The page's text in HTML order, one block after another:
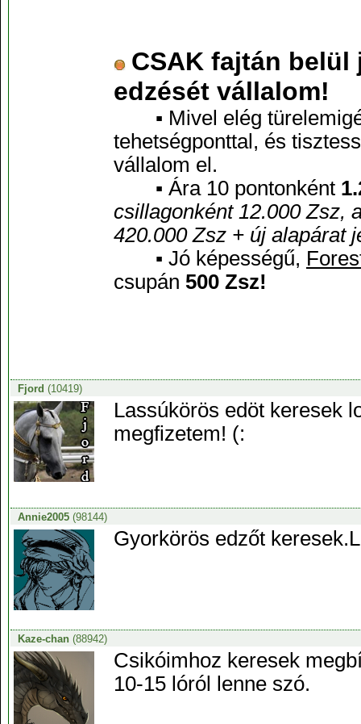
CSAK fajtán
edzését vállalom!
▪ Mivel elég
tehetségponttal, és
vállalom el.
▪ Ára 10 pontonként
csillagonként 12.000 Zsz,
420.000 Zsz + új alapárat
▪ Jó képességű,
csupán 500 Zsz!
Fjord (10419)
Lassúkörös edöt keresek
megfizetem! (:
Annie2005(98144)
Gyorkörös edzőt
Kaze-chan(88942)
Csikóimhoz keresek
10-15 lóról lenne szó.